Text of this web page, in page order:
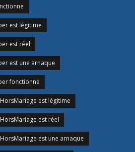
est légitime
est réel
est une arnaque
fonctionne
est légitime
est réel
est une arnaque